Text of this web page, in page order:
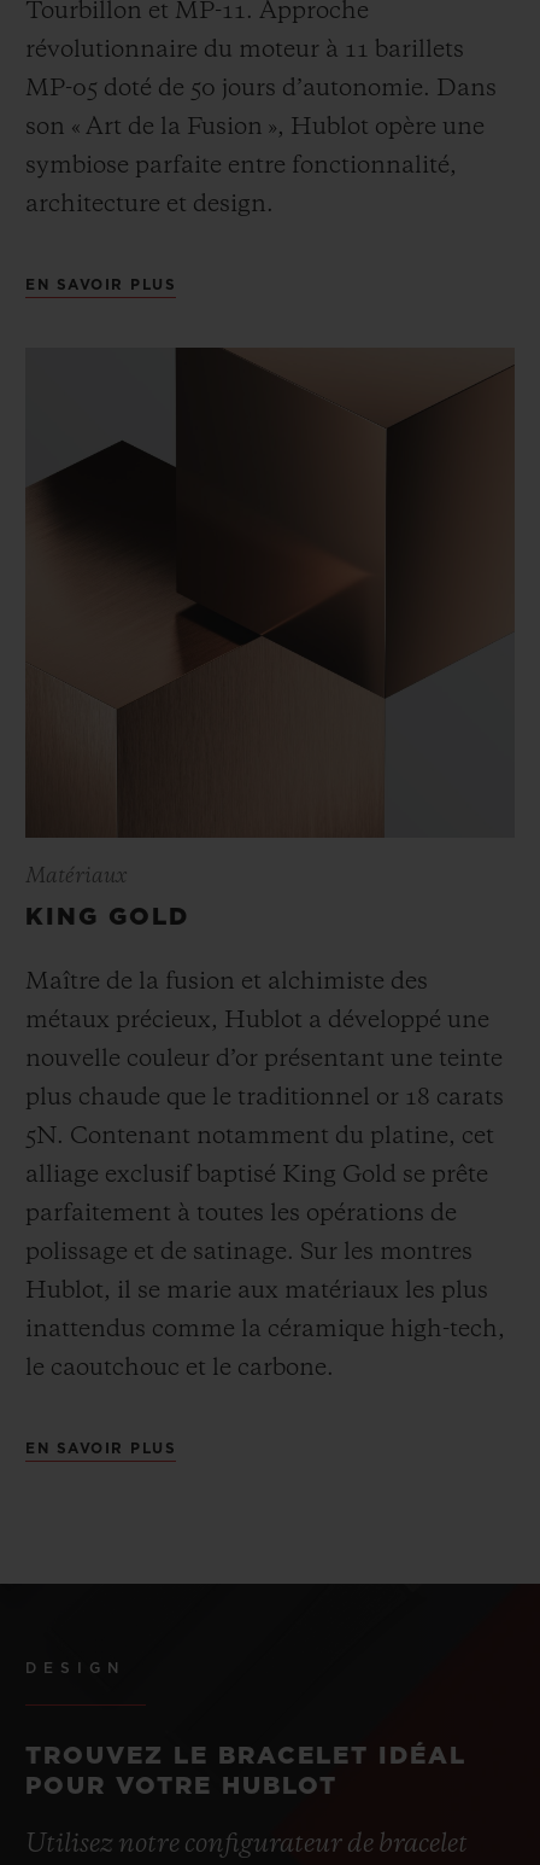
Tourbillon et MP-11. Approche
révolutionnaire du moteur à 11 barillets
MP-05 doté de 50 jours d’autonomie. Dans
son « Art de la Fusion », Hublot opère une
symbiose parfaite entre fonctionnalité,
architecture et design.
EN SAVOIR PLUS
Matériaux
KING GOLD
Maître de la fusion et alchimiste des
métaux précieux, Hublot a développé une
nouvelle couleur d’or présentant une teinte
plus chaude que le traditionnel or 18 carats
5N. Contenant notamment du platine, cet
alliage exclusif baptisé King Gold se prête
parfaitement à toutes les opérations de
polissage et de satinage. Sur les montres
Hublot, il se marie aux matériaux les plus
inattendus comme la céramique high-tech,
le caoutchouc et le carbone.
EN SAVOIR PLUS
DESIGN
TROUVEZ LE BRACELET IDÉAL
POUR VOTRE HUBLOT
Utilisez notre configurateur de bracelet